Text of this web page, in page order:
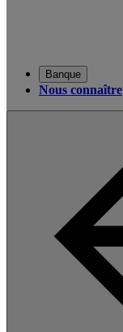
Banque
Nous connaître